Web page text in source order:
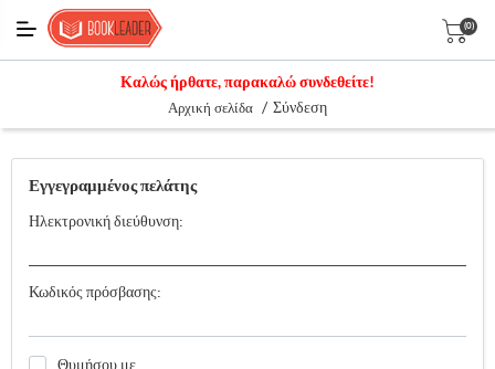
(0)
Καλώς ήρθατε, παρακαλώ συνδεθείτε!
Αρχική σελίδα / Σύνδεση
Εγγεγραμμένος πελάτης
Ηλεκτρονική διεύθυνση:
Κωδικός πρόσβασης:
Θυμήσου με